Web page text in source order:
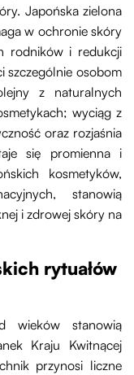
Japońska zielona
w ochronie skóry
rodników i redukcji
szczególnie osobom
z naturalnych
wyciąg z
oraz rozjaśnia
się promienna i
kosmetyków,
stanowią
i zdrowej skóry na
rytuałów
wieków stanowią
Kraju Kwitnącej
przynosi liczne